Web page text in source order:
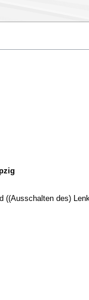
((Ausschalten des)